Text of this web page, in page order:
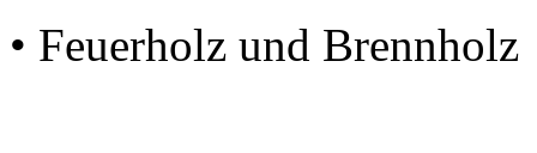
• Feuerholz und Brennholz